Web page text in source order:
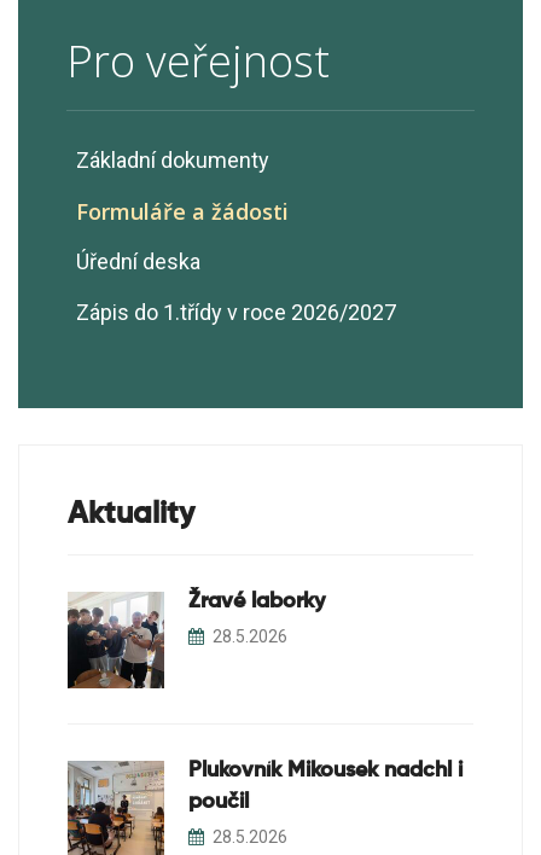
Pro veřejnost
Základní dokumenty
Formuláře a žádosti
Úřední deska
Zápis do 1.třídy v roce 2026/2027
Aktuality
Žravé laborky
28.5.2026
Plukovník Mikousek nadchl i
poučil
28.5.2026